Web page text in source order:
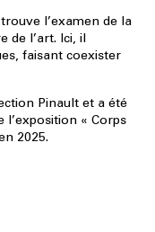
l’examen de la
de l’art. Ici, il
faisant coexister
Pinault et a été
« Corps
2025.